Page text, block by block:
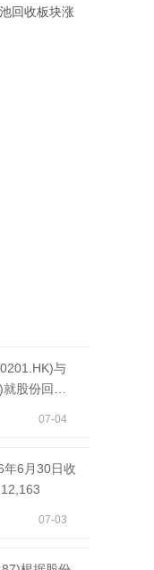
回收板块涨
与
股份回购
07-04
年6月30日收
07-03